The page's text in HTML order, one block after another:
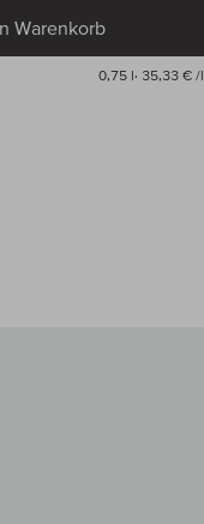
Warenkorb
0,75 l· 35,33 € /l